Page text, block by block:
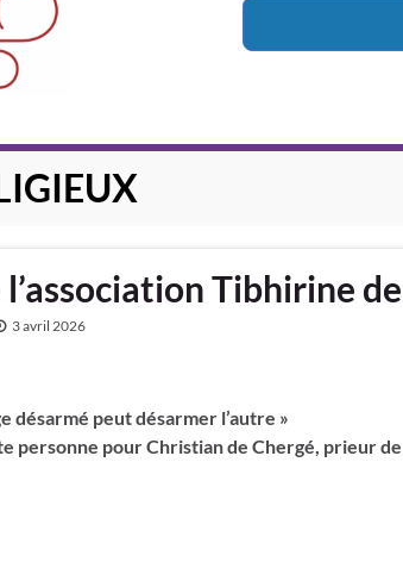
Tibhirine
3 avril 2026
désarmé peut désarmer l’autre »
personne pour Christian de Chergé, prieur de